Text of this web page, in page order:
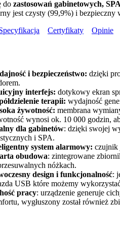
do zastosowań gabinetowych,
jest czysty (99,9%) i
Certyfikaty Opinie
i bezpieczeństwo: dzięki
interfejs: dotykowy ekran
terapii: wydajność
żywotność: membrana
wynosi ok. 10 000 godzin,
dla gabinetów: dzięki swojej
i SPA.
system alarmowy: czujnik
obudowa: zintegrowane
nóżkach.
design i funkcjonalność:
USB które możemy
pracy: urządzenie generuje
wygłuszony został również